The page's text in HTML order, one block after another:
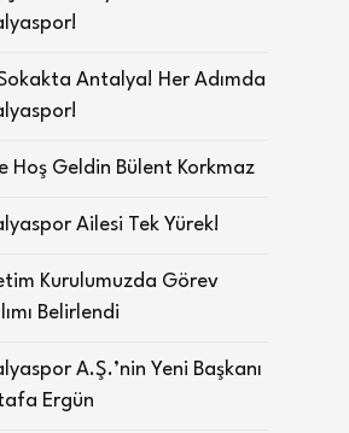
Antalya! Her Adımda
Hoş Geldin Bülent Korkmaz
Ailesi Tek Yürek!
Kurulumuzda Görev
Belirlendi
A.Ş.’nin Yeni Başkanı
Ergün